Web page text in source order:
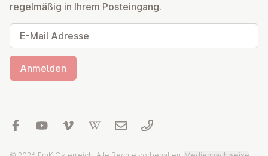
regelmäßig in Ihrem Posteingang.
E-Mail Adresse
Anmelden